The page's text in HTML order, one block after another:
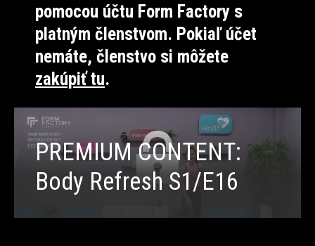
pomocou účtu Form Factory s
platným členstvom. Pokiaľ účet
nemáte, členstvo si môžete
zakúpiť tu.
PREMIUM CONTENT:
Body Refresh S1/E16